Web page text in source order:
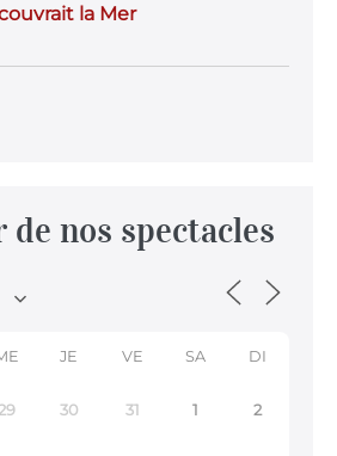
la Mer
nos spectacles
JE VE SA DI
30 31 1 2